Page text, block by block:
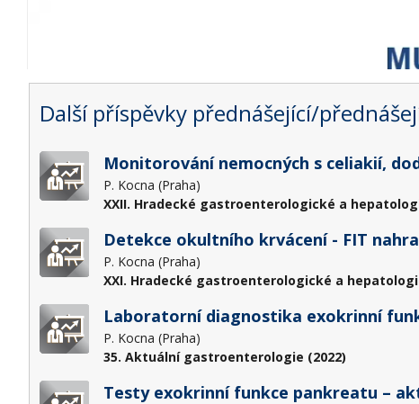
Další příspěvky přednášející/
Monitorování nemocných s celiakií,
P. Kocna (Praha)
XXII. Hradecké gastroenterologické a
Detekce okultního krvácení - FIT
P. Kocna (Praha)
XXI. Hradecké gastroenterologické a
Laboratorní diagnostika exokrinní
P. Kocna (Praha)
35. Aktuální gastroenterologie (2022)
Testy exokrinní funkce pankreatu –